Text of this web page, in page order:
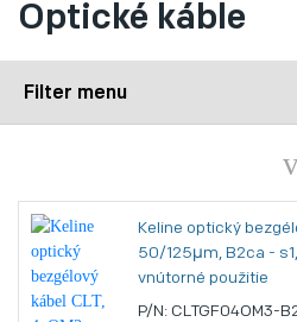
Optické káble
Filter menu
Keline optický
50/125μm, B2ca -
vnútorné použitie
P/N: CLTGF04OM3-